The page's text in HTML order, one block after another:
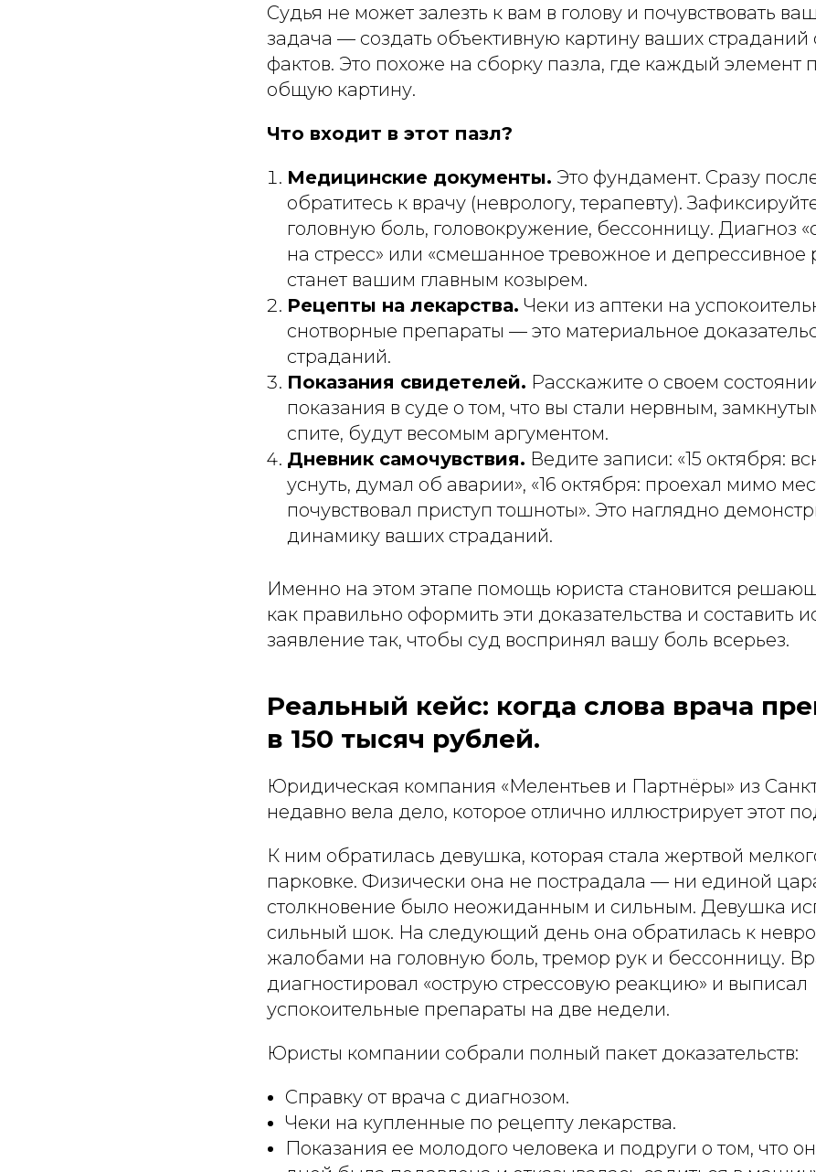
Судья не может залезть к вам в голову и почувствовать
задача — создать объективную картину ваших
фактов. Это похоже на сборку пазла, где каждый элемент
общую картину.
Что входит в этот пазл?
Медицинские документы. Это фундамент. Сразу
обратитесь к врачу (неврологу, терапевту).
головную боль, головокружение, бессонницу. Диагноз
на стресс» или «смешанное тревожное и депрессивное
станет вашим главным козырем.
Рецепты на лекарства. Чеки из аптеки на
снотворные препараты — это материальное
страданий.
Показания свидетелей. Расскажите о своем
показания в суде о том, что вы стали нервным,
спите, будут весомым аргументом.
Дневник самочувствия. Ведите записи: «15 октября:
уснуть, думал об аварии», «16 октября: проехал мимо
почувствовал приступ тошноты». Это наглядно
динамику ваших страданий.
Именно на этом этапе помощь юриста становится
как правильно оформить эти доказательства и составить
заявление так, чтобы суд воспринял вашу боль всерьез.
Реальный кейс: когда слова врача
в 150 тысяч рублей.
Юридическая компания «Мелентьев и Партнёры» из
недавно вела дело, которое отлично иллюстрирует этот
К ним обратилась девушка, которая стала жертвой
парковке. Физически она не пострадала — ни единой
столкновение было неожиданным и сильным. Девушка
сильный шок. На следующий день она обратилась к
жалобами на головную боль, тремор рук и бессонницу.
диагностировал «острую стрессовую реакцию» и выписал
успокоительные препараты на две недели.
Юристы компании собрали полный пакет доказательств:
Справку от врача с диагнозом.
Чеки на купленные по рецепту лекарства.
Показания ее молодого человека и подруги о том, что